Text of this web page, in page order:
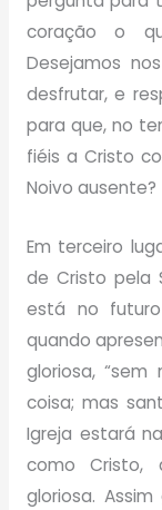
coração o
Desejamos
desfrutar, e
para que, no
fiéis a Cristo
Noivo ausente?
Em terceiro
de Cristo pela
está no
quando
gloriosa,
coisa; mas
Igreja estará
como Cristo,
gloriosa.